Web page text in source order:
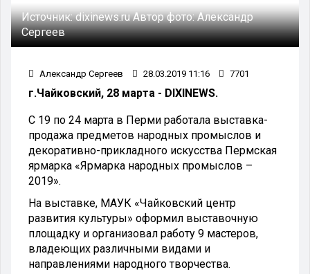
Источник:dixinews.ruАвтор фото:Александр
Сергеев
Александр Сергеев 28.03.2019 11:16 7701
г.Чайковский, 28 марта - DIXINEWS.
С 19 по 24 марта в Перми работала выставка-
продажа предметов народных промыслов и
декоративно-прикладного искусства Пермская
ярмарка «Ярмарка народных промыслов –
2019».
На выставке, МАУК «Чайковский центр
развития культуры» оформил выставочную
площадку и организовал работу 9 мастеров,
владеющих различными видами и
направлениями народного творчества.